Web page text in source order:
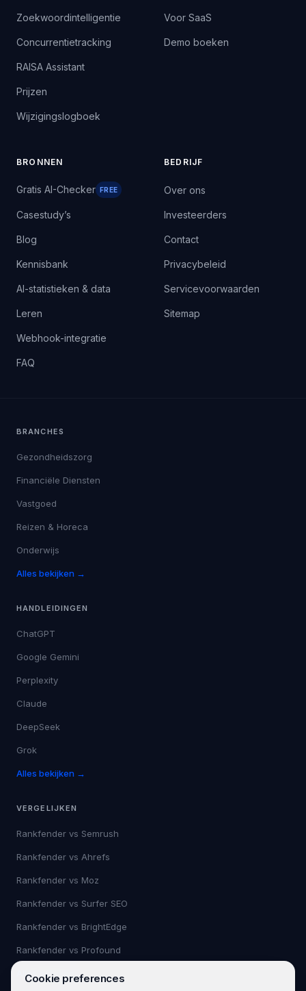
Zoekwoordintelligentie
Concurrentietracking
RAISA Assistant
Prijzen
Wijzigingslogboek
Voor SaaS
Demo boeken
BRONNEN
Gratis AI-Checker FREE
Casestudy’s
Blog
Kennisbank
AI-statistieken & data
Leren
Webhook-integratie
FAQ
BEDRIJF
Over ons
Investeerders
Contact
Privacybeleid
Servicevoorwaarden
Sitemap
BRANCHES
Gezondheidszorg
Financiële Diensten
Vastgoed
Reizen & Horeca
Onderwijs
Alles bekijken →
HANDLEIDINGEN
ChatGPT
Google Gemini
Perplexity
Claude
DeepSeek
Grok
Alles bekijken →
VERGELIJKEN
Rankfender vs Semrush
Rankfender vs Ahrefs
Rankfender vs Moz
Rankfender vs Surfer SEO
Rankfender vs BrightEdge
Rankfender vs Profound
Alles bekijken →
Cookie preferences